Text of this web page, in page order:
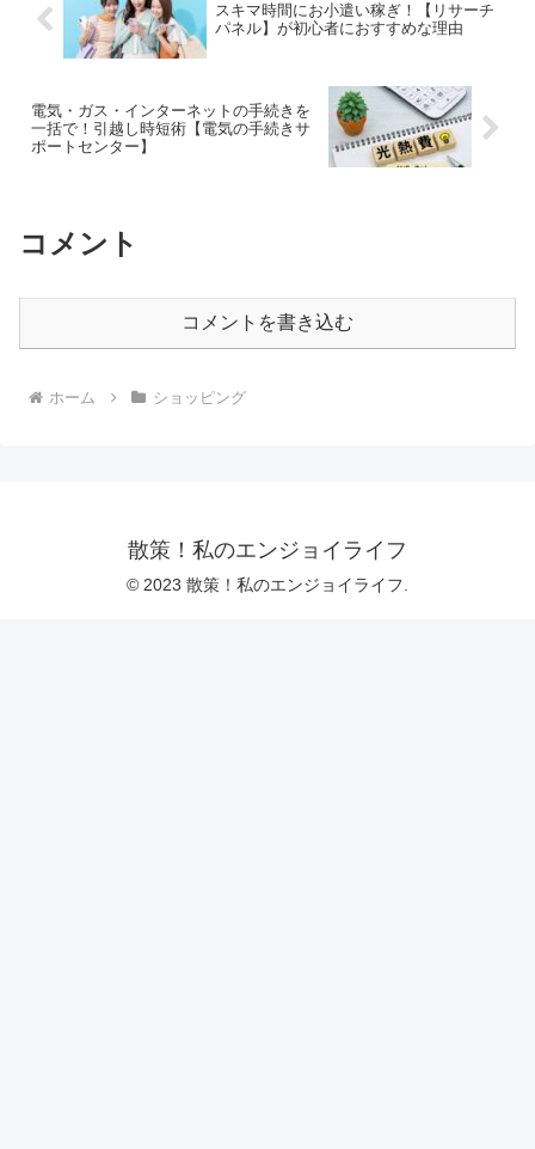
スキマ時間にお小遣い稼ぎ！【リサーチ
パネル】が初心者におすすめな理由
電気・ガス・インターネットの手続きを
一括で！引越し時短術【電気の手続きサ
ポートセンター】
コメント
コメントを書き込む
ホーム ショッピング
散策！私のエンジョイライフ
© 2023 散策！私のエンジョイライフ.